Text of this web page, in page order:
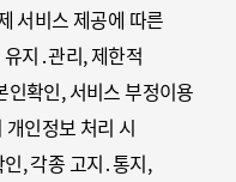
서비스 제공에 따른
지․관리, 제한적
확인, 서비스 부정이용
인정보 처리 시
, 각종 고지․통지,